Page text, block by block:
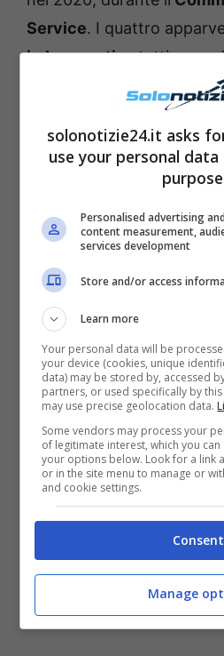
Service. I quattro
imbarazzati, e tutti sono
scoprire cosa succederà
Family. Sembrerebbe
abbastanzapreoccupato
Harry con la piattaforma
rivelazione pubblica.
solonotizie24.it asks
use your personal
Personalised advertising
content measurement,
services development
Store and/or access
Learn more
Your personal data will be
your device (cookies, unique
data) may be stored by, accessed
partners, or used specifically by
may use precise geolocation data.
Some vendors may process your
of legitimate interest, which you
your options below. Look for a link
or in the site menu to manage or
and cookie settings.
Consent
Manage